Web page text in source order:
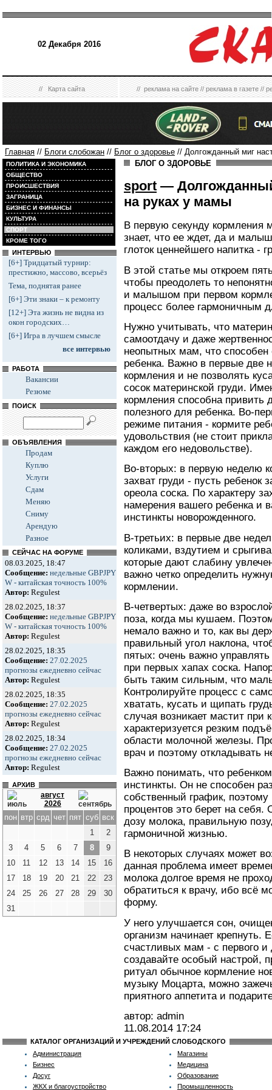
02 Декабря 2016
//Карта сайта //реклама на сайте//реклама в газете//
Главная // Блоги слобожан // Блог о здоровье // Долгожданный миг
ПОЛИТИКА И ЭКОНОМИКА
ОБЩЕСТВО
ПРОИСШЕСТВИЯ
ЗАГРАНИЦА
БИЗНЕС И ФИНАНСЫ
КУЛЬТУРА
СПОРТ
КРОМЕ ТОГО
ИНТЕРВЬЮ
[6+] Тридцатый турнир:
престижно, массово, всерьёз
Тема, поднятая ранее
[6+] Эти знаки – к ремонту
[12+] Эта жизнь не видна из
окон городских…
[6+] Игра в лучшем смысле
все интервью
РАБОТА
Вакансии
Резюме
ПОИСК
ОБЪЯВЛЕНИЯ
Продам
Куплю
Услуги
Сдам
Меняю
Сниму
Арендую
Разное
СЕЙЧАС НА ФОРУМЕ
08.03.2025, 18:47
Сообщение: недельные GBPJPY
W - китайская точность 100%
Автор: Regulest
28.02.2025, 18:37
Сообщение: недельные GBPJPY
W - китайская точность 100%
Автор: Regulest
28.02.2025, 18:35
Сообщение: 27.02.2025
прогнозы ежедневно сейчас
Автор: Regulest
28.02.2025, 18:35
Сообщение: 27.02.2025
прогнозы ежедневно сейчас
Автор: Regulest
28.02.2025, 18:34
Сообщение: 27.02.2025
прогнозы ежедневно сейчас
Автор: Regulest
АРХИВ
август
2026
пон втр срд чет пят суб вск
1
2
3
4 5 6 7 8
9
10
11 12 13 14 15
16
17
18 19 20 21 22
23
24
25 26 27 28 29
30
31
БЛОГ О ЗДОРОВЬЕ
sport —
на руках у мамы
В первую секунду
знает, что ее ждет, да и
глоток ценнейшего напитка -
В этой статье мы откроем
чтобы преодолеть то
и малышом при первом
процесс более гармоничным
Нужно учитывать, что
самоотдачу и даже
неопытных мам, что способен
ребенка. Важно в первые две
кормления и не позволять
сосок материнской груди.
кормления способна
полезного для ребенка. Во-
режиме питания - кормите
удовольствия (не стоит
каждом его недовольстве).
Во-вторых: в первую неделю
захват груди - пусть ребенок
ореола соска. По характеру
намерения вашего ребенка и
инстинкты новорожденного.
В-третьих: в первые две
коликами, вздутием и
которые дают слабину
важно четко определить
кормлении.
В-четвертых: даже во
поза, когда мы кушаем.
немало важно и то, как вы
правильный угол наклона,
пятых: очень важно
при первых хапах соска.
быть таким сильным, что
Контролируйте процесс с
хватать, кусать и щипать
случая возникает мастит при
характеризуется резким
области молочной железы.
врач и поэтому откладывать
Важно понимать, что
инстинкты. Он не способен
собственный график,
процентов это берет на себя.
дозу молока, правильную
гармоничной жизнью.
В некоторых случаях может
данная проблема имеет
молока долгое время не
обратиться к врачу, ибо всё
форму.
У него улучшается сон,
организм начинает крепнуть.
счастливых мам - с первого и
создавайте особый настрой,
ритуал обычное кормление
музыку Моцарта, можно
приятного аппетита и
автор: admin
11.08.2014 17:24
КАТАЛОГ ОРГАНИЗАЦИЙ И УЧРЕЖДЕНИЙ СЛОБОДСКОГО
Администрация
Бизнес
Досуг
ЖКХ и благоустройство
Магазины
Медицина
Образование
Промышленность